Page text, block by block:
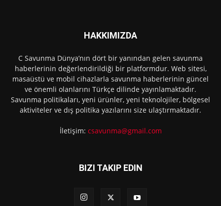
HAKKIMIZDA
C Savunma Dünya’nın dört bir yanından gelen savunma
haberlerinin değerlendirildiği bir platformdur. Web sitesi,
masaüstü ve mobil cihazlarla savunma haberlerinin güncel
ve önemli olanlarını Türkçe dilinde yayınlamaktadır.
Savunma politikaları, yeni ürünler, yeni teknolojiler, bölgesel
aktiviteler ve dış politika yazılarını size ulaştırmaktadır.
İletişim: csavunma@gmail.com
BIZI TAKIP EDIN